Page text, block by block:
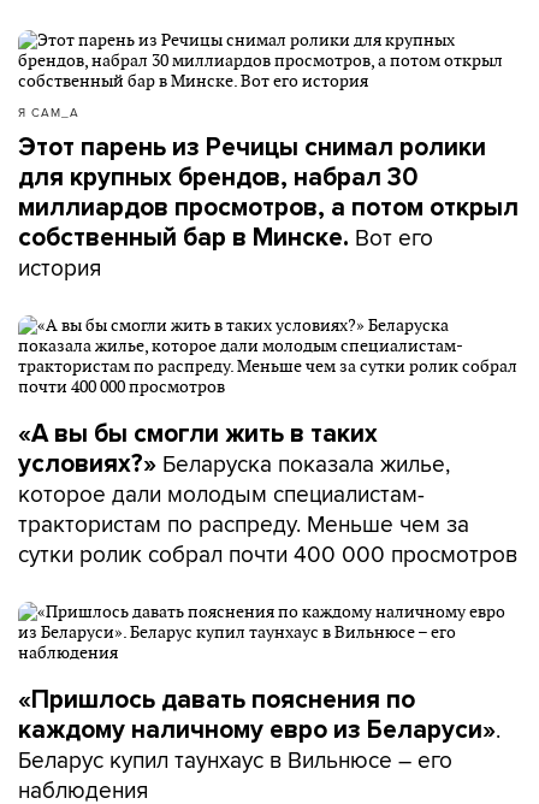
Я САМ_А
Этот парень из Речицы снимал ролики
для крупных брендов, набрал 30
миллиардов просмотров, а потом открыл
собственный бар в Минске. Вот его
история
«А вы бы смогли жить в таких
условиях?» Беларуска показала жилье,
которое дали молодым специалистам-
трактористам по распреду. Меньше чем за
сутки ролик собрал почти 400 000 просмотров
«Пришлось давать пояснения по
каждому наличному евро из Беларуси».
Беларус купил таунхаус в Вильнюсе – его
наблюдения